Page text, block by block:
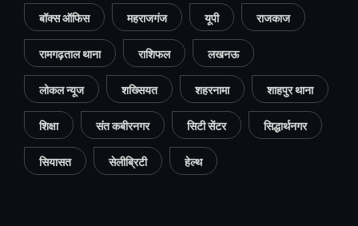
बॉक्स ऑफिस महराजगंज यूपी राजकाज
रामगढ़ताल थाना राशिफल लखनऊ
लोकल न्यूज शख्सियत शहरनामा शाहपुर थाना
शिक्षा संत कबीरनगर सिटी सेंटर सिद्धार्थनगर
सियासत सेलीब्रिटी हेल्थ